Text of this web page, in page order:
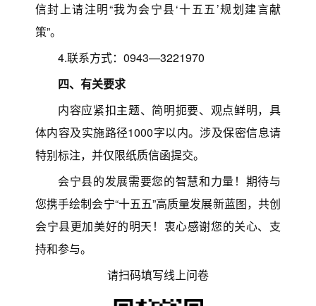
信封上请注明“我为会宁县‘十五五’规划建言献
策”。
4.联系方式：0943—3221970
四、有关要求
内容应紧扣主题、简明扼要、观点鲜明，具
体内容及实施路径1000字以内。涉及保密信息请
特别标注，并仅限纸质信函提交。
会宁县的发展需要您的智慧和力量！期待与
您携手绘制会宁“十五五”高质量发展新蓝图，共创
会宁县更加美好的明天！衷心感谢您的关心、支
持和参与。
请扫码填写线上问卷